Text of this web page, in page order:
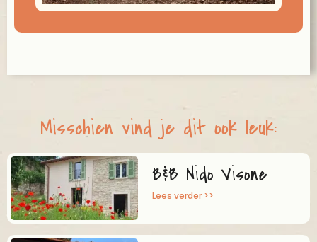
Misschien vind je dit ook leuk:
B&B Nido Visone
Lees verder >>